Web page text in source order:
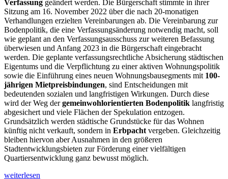
Verfassung geändert werden. Die Bürgerschaft stimmte in ihrer
Sitzung am 16. November 2022 über die nach 20-monatigen
Verhandlungen erzielten Vereinbarungen ab. Die Vereinbarung zur
Bodenpolitik, die eine Verfassungsänderung notwendig macht, soll
wie geplant an den Verfassungsausschuss zur weiteren Befassung
überwiesen und Anfang 2023 in die Bürgerschaft eingebracht
werden. Die geplante verfassungsrechtliche Absicherung städtischen
Eigentums und die Verpflichtung zu einer aktiven Wohnungspolitik
sowie die Einführung eines neuen Wohnungsbausegments mit 100-
jährigen Mietpreisbindungen, sind Entscheidungen mit
bedeutenden sozialen und langfristigen Wirkungen. Durch diese
wird der Weg dergemeinwohlorientierten Bodenpolitik langfristig
abgesichert und viele Flächen der Spekulation entzogen.
Grundsätzlich werden städtische Grundstücke für das Wohnen
künftig nicht verkauft, sondern in Erbpacht vergeben. Gleichzeitig
bleiben hiervon aber Ausnahmen in den größeren
Stadtentwicklungsbieten zur Förderung einer vielfältigen
Quartiersentwicklung ganz bewusst möglich.
„Bericht
weiterlesen